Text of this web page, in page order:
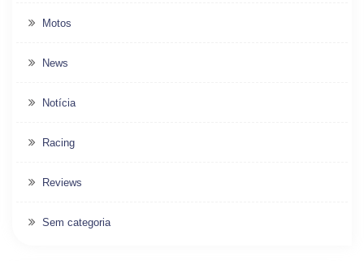
Motos
News
Notícia
Racing
Reviews
Sem categoria